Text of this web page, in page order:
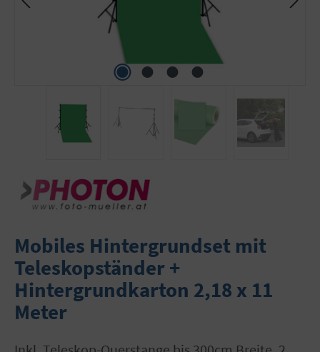
Mobiles Hintergrundset mit
Teleskopständer +
Hintergrundkarton 2,18 x 11
Meter